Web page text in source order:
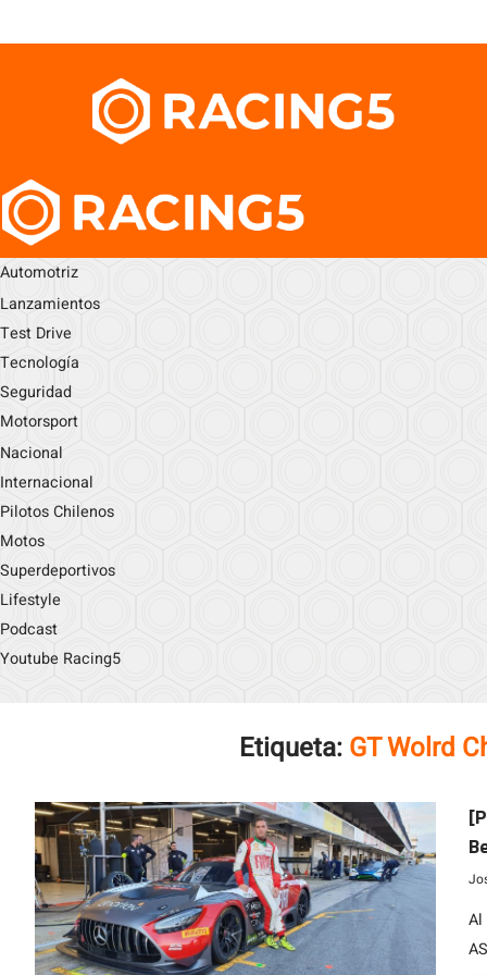
Automotriz
Lanzamientos
Test Drive
Tecnología
Seguridad
Motorsport
Nacional
Internacional
Pilotos Chilenos
Motos
Superdeportivos
Lifestyle
Podcast
Youtube Racing5
Etiqueta: GT Wolrd
Al